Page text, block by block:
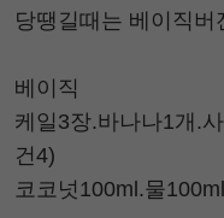
당땡길때는 베이직
베이직
케일3장.바나나1개.
건4)
코코넛100ml.물100ml